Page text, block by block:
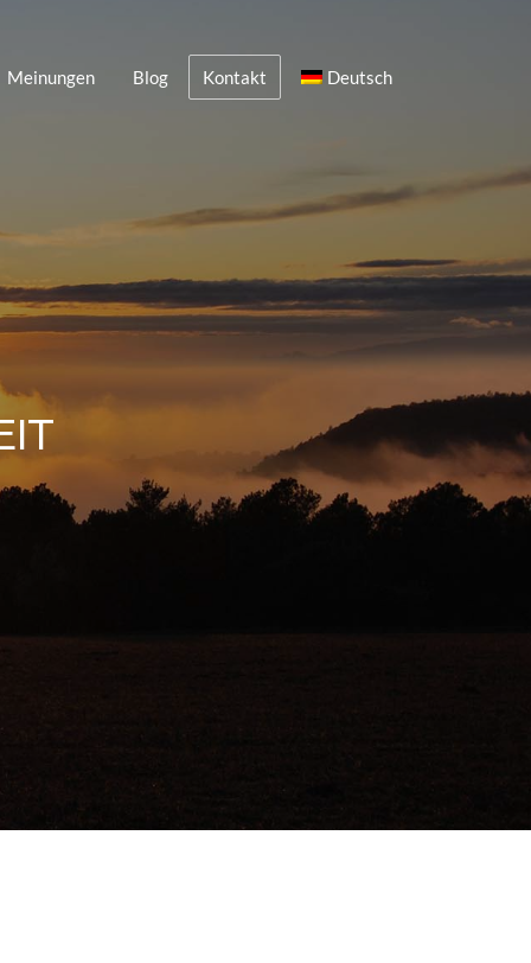
Meinungen Blog Kontakt Deutsch